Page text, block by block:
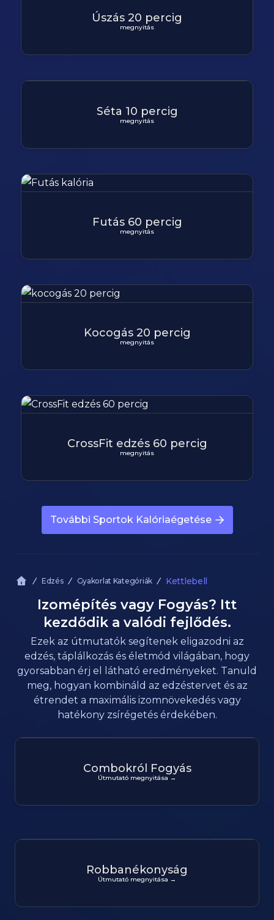
Úszás 20 percig
megnyitás
Séta 10 percig
megnyitás
Futás 60 percig
megnyitás
Kocogás 20 percig
megnyitás
CrossFit edzés 60 percig
megnyitás
További Sportok Kalóriaégetése
Edzés Gyakorlat Kategóriák Kettlebell
Izomépítés vagy Fogyás? Itt
kezdődik a valódi fejlődés.
Ezek az útmutatók segítenek eligazodni az
edzés, táplálkozás és életmód világában, hogy
gyorsabban érj el látható eredményeket. Tanuld
meg, hogyan kombináld az edzéstervet és az
étrendet a maximális izomnövekedés vagy
hatékony zsírégetés érdekében.
Combokról Fogyás
Útmutató megnyitása →
Robbanékonyság
Útmutató megnyitása →